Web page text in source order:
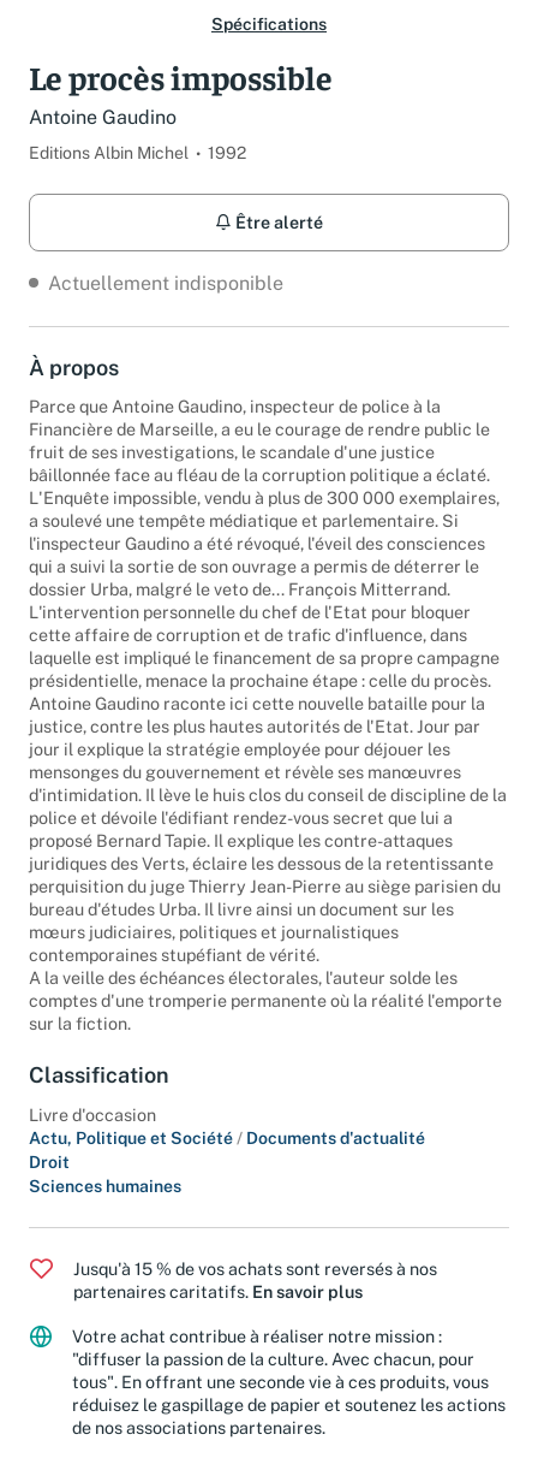
Le procès impossible
Actuellement indisponible
À propos
Parce que Antoine Gaudino, inspecteur de police à la
Financière de Marseille, a eu le courage de rendre public le
fruit de ses investigations, le scandale d'une justice
bâillonnée face au fléau de la corruption politique a éclaté.
L'Enquête impossible, vendu à plus de 300 000 exemplaires,
a soulevé une tempête médiatique et parlementaire. Si
l'inspecteur Gaudino a été révoqué, l'éveil des consciences
qui a suivi la sortie de son ouvrage a permis de déterrer le
dossier Urba, malgré le veto de... François Mitterrand.
L'intervention personnelle du chef de l'Etat pour bloquer
cette affaire de corruption et de trafic d'influence, dans
laquelle est impliqué le financement de sa propre campagne
présidentielle, menace la prochaine étape : celle du procès.
Antoine Gaudino raconte ici cette nouvelle bataille pour la
justice, contre les plus hautes autorités de l'Etat. Jour par
jour il explique la stratégie employée pour déjouer les
mensonges du gouvernement et révèle ses manœuvres
d'intimidation. Il lève le huis clos du conseil de discipline de la
police et dévoile l'édifiant rendez-vous secret que lui a
proposé Bernard Tapie. Il explique les contre-attaques
juridiques des Verts, éclaire les dessous de la retentissante
perquisition du juge Thierry Jean-Pierre au siège parisien du
bureau d'études Urba. Il livre ainsi un document sur les
mœurs judiciaires, politiques et journalistiques
contemporaines stupéfiant de vérité.
A la veille des échéances électorales, l'auteur solde les
comptes d'une tromperie permanente où la réalité l'emporte
Classification
Livre d'occasion
Actu, Politique et Société
Droit
Jusqu'à 15 % de vos achats sont reversés à nos
partenaires caritatifs.
En savoir plus
Votre achat contribue à réaliser notre mission :
"diffuser la passion de la culture. Avec chacun, pour
tous". En offrant une seconde vie à ces produits, vous
réduisez le gaspillage de papier et soutenez les actions
de nos associations partenaires.